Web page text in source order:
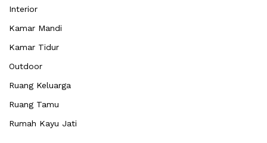
Interior
Kamar Mandi
Kamar Tidur
Outdoor
Ruang Keluarga
Ruang Tamu
Rumah Kayu Jati